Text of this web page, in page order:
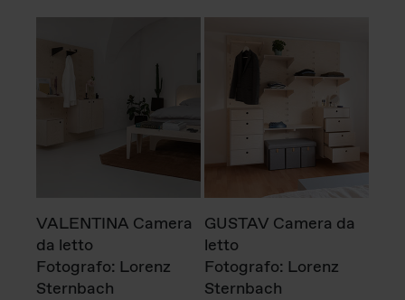
VALENTINA Camera
da letto
Fotografo: Lorenz
Sternbach
GUSTAV Camera da
letto
Fotografo: Lorenz
Sternbach